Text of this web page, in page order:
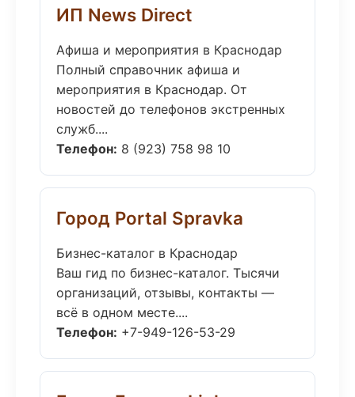
ИП News Direct
Афиша и мероприятия в Краснодар
Полный справочник афиша и
мероприятия в Краснодар. От
новостей до телефонов экстренных
служб....
Телефон: 8 (923) 758 98 10
Город Portal Spravka
Бизнес-каталог в Краснодар
Ваш гид по бизнес-каталог. Тысячи
организаций, отзывы, контакты —
всё в одном месте....
Телефон: +7-949-126-53-29